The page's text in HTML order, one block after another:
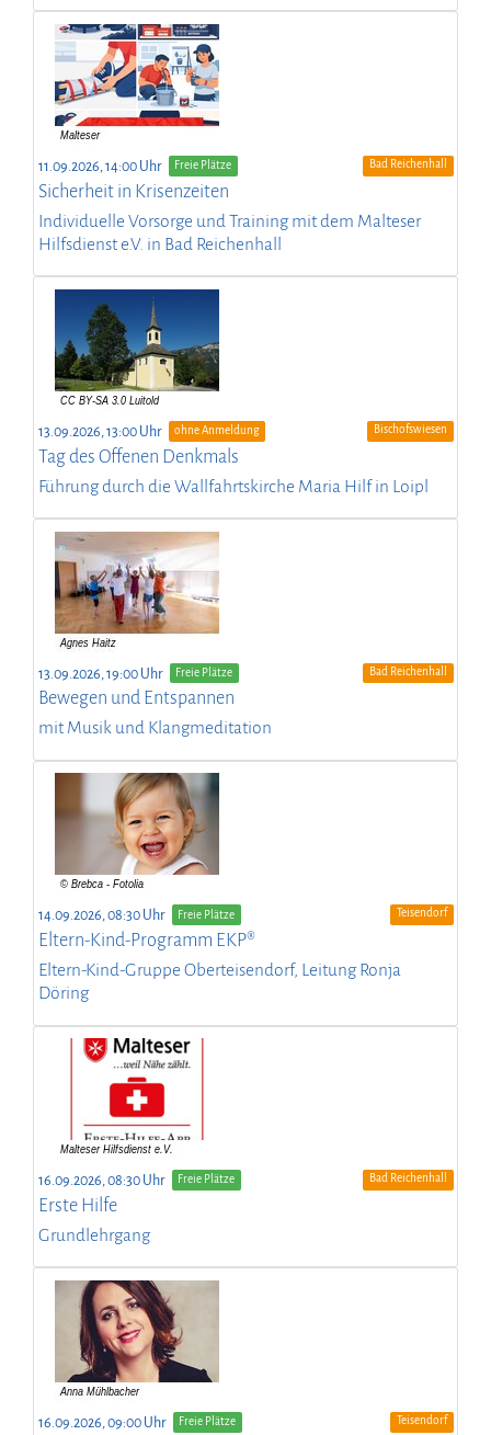
11.09.2026, 14:00 Uhr Freie Plätze Bad Reichenhall
Sicherheit in Krisenzeiten
Individuelle Vorsorge und Training mit dem Malteser
Hilfsdienst e.V. in Bad Reichenhall
13.09.2026, 13:00 Uhr ohne Anmeldung Bischofswiesen
Tag des Offenen Denkmals
Führung durch die Wallfahrtskirche Maria Hilf in Loipl
13.09.2026, 19:00 Uhr Freie Plätze Bad Reichenhall
Bewegen und Entspannen
mit Musik und Klangmeditation
14.09.2026, 08:30 Uhr Freie Plätze Teisendorf
Eltern-Kind-Programm EKP®
Eltern-Kind-Gruppe Oberteisendorf, Leitung Ronja
Döring
16.09.2026, 08:30 Uhr Freie Plätze Bad Reichenhall
Erste Hilfe
Grundlehrgang
16.09.2026, 09:00 Uhr Freie Plätze Teisendorf